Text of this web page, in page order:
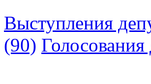
Выступления
(90) Голосования